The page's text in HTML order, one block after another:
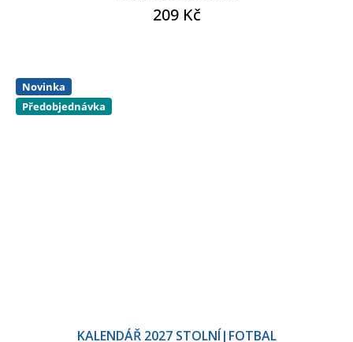
209 Kč
Novinka
Předobjednávka
KALENDÁŘ 2027 STOLNÍ|FOTBAL